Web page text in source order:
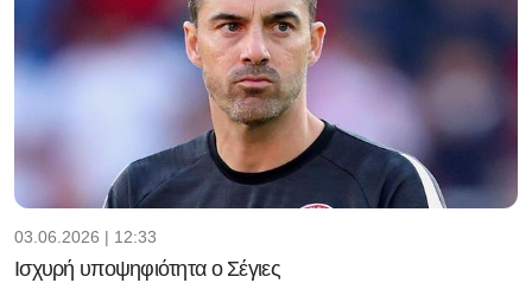
03.06.2026 | 12:33
Ισχυρή υποψηφιότητα ο Σέγιες